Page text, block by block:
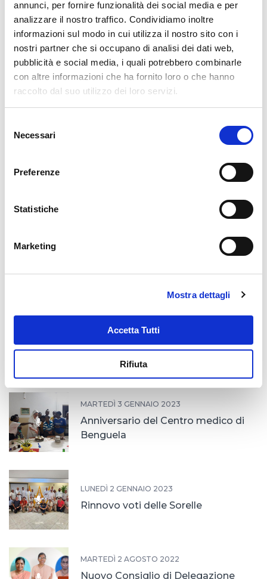
annunci, per fornire funzionalità dei social media e per
analizzare il nostro traffico. Condividiamo inoltre
informazioni sul modo in cui utilizza il nostro sito con i
nostri partner che si occupano di analisi dei dati web,
pubblicità e social media, i quali potrebbero combinarle
con altre informazioni che ha fornito loro o che hanno
raccolto dal suo utilizzo dei loro servizi.
delNecessari
Preferenze
Statistiche
Marketing
Mostra dettagli
Accetta Tutti
Rifiuta
MARTEDÌ 20 GIUGNO 2023
25 anni a Buttapietra
Morte di familiari
Professione triennale in Angola
LUNEDÌ 23 GENNAIO 2023
Professione triennale in Angola
MARTEDÌ 3 GENNAIO 2023
Anniversario del Centro medico di
Benguela
LUNEDÌ 2 GENNAIO 2023
Rinnovo voti delle Sorelle
MARTEDÌ 2 AGOSTO 2022
Nuovo Consiglio di Delegazione